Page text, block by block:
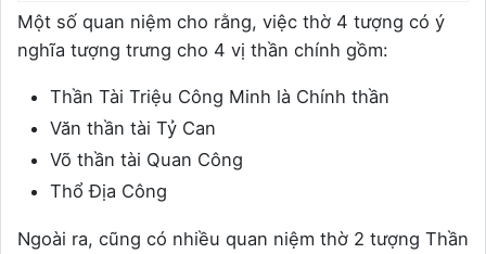
Một số quan niệm cho rằng, việc thờ 4 tượng có ý
nghĩa tượng trưng cho 4 vị thần chính gồm:
Thần Tài Triệu Công Minh là Chính thần
Văn thần tài Tỷ Can
Võ thần tài Quan Công
Thổ Địa Công
Ngoài ra, cũng có nhiều quan niệm thờ 2 tượng Thần